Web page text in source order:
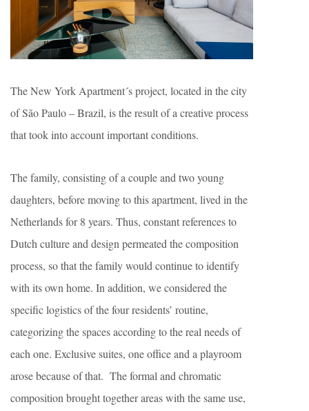
The New York Apartment´s project, located in the city
of São Paulo – Brazil, is the result of a creative process
that took into account important conditions.
The family, consisting of a couple and two young
daughters, before moving to this apartment, lived in the
Netherlands for 8 years. Thus, constant references to
Dutch culture and design permeated the composition
process, so that the family would continue to identify
with its own home. In addition, we considered the
specific logistics of the four residents’ routine,
categorizing the spaces according to the real needs of
each one. Exclusive suites, one office and a playroom
arose because of that. The formal and chromatic
composition brought together areas with the same use,